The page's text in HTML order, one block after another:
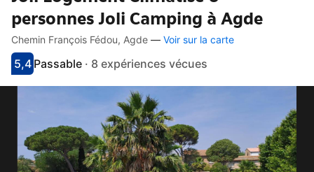
personnes Joli Camping à Agde
Accès rapides
Aller à la description
Aller aux équipements
Aller aux hébergements
Aller aux conditions
Chemin François Fédou, Agde — Voir sur la carte
Avec une note de 5.4
5,4
passablePassable · 8 expériences vécues